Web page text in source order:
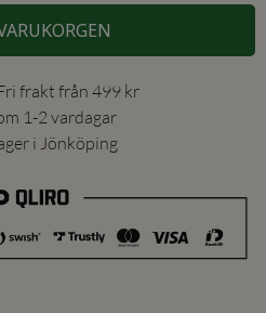
frakt från 499 kr
1-2 vardagar
i Jönköping